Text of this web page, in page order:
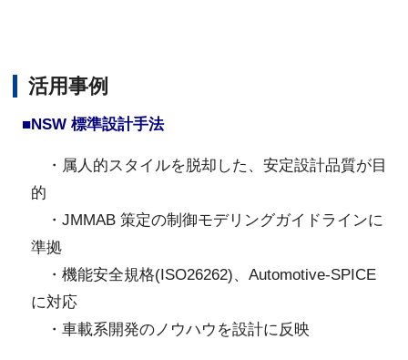
活用事例
■NSW 標準設計手法
・属人的スタイルを脱却した、安定設計品質が目
的
・JMMAB 策定の制御モデリングガイドラインに
準拠
・機能安全規格(ISO26262)、Automotive-SPICE
に対応
・車載系開発のノウハウを設計に反映